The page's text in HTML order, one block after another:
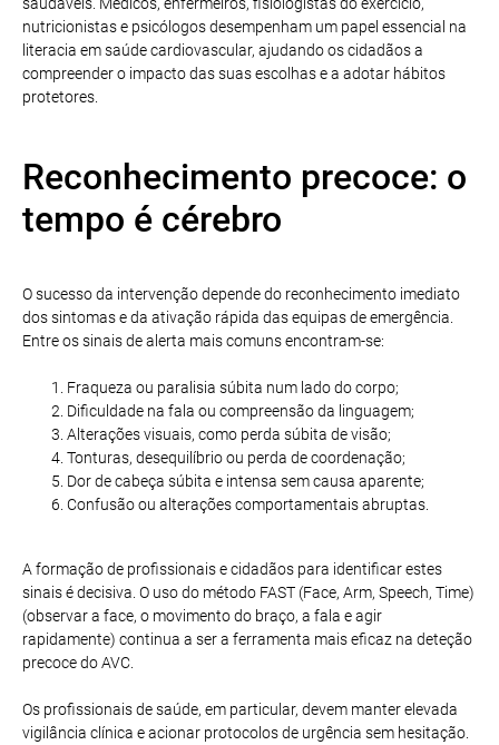
nutricionistas e psicólogos desempenham um papel essencial na
literacia em saúde cardiovascular, ajudando os cidadãos a
compreender o impacto das suas escolhas e a adotar hábitos
protetores.
Reconhecimento precoce: o
tempo é cérebro
O sucesso da intervenção depende do reconhecimento imediato
dos sintomas e da ativação rápida das equipas de emergência.
Entre os sinais de alerta mais comuns encontram-se:
Fraqueza ou paralisia súbita num lado do corpo;
Dificuldade na fala ou compreensão da linguagem;
Alterações visuais, como perda súbita de visão;
Tonturas, desequilíbrio ou perda de coordenação;
Dor de cabeça súbita e intensa sem causa aparente;
Confusão ou alterações comportamentais abruptas.
A formação de profissionais e cidadãos para identificar estes
sinais é decisiva. O uso do método FAST (Face, Arm, Speech, Time)
(observar a face, o movimento do braço, a fala e agir
rapidamente) continua a ser a ferramenta mais eficaz na deteção
precoce do AVC.
Os profissionais de saúde, em particular, devem manter elevada
vigilância clínica e acionar protocolos de urgência sem hesitação.